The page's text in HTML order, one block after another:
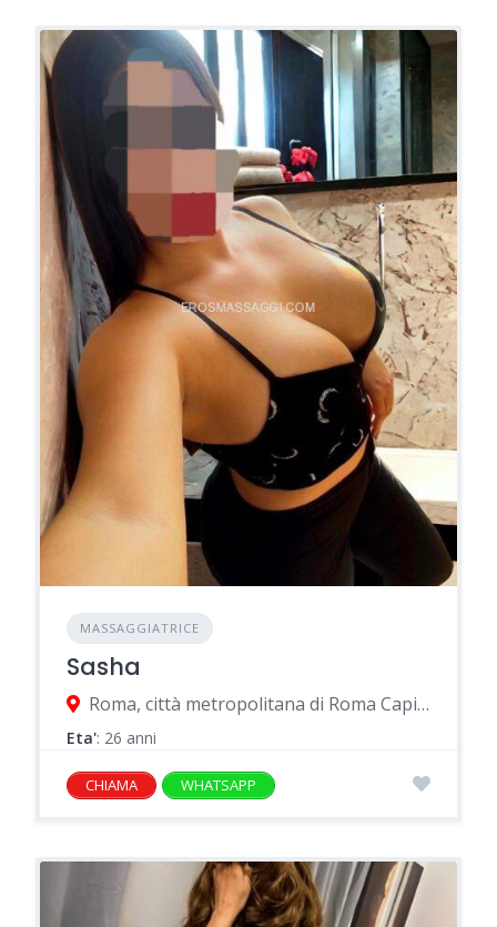
MASSAGGIATRICE
Sasha
Roma, città metropolitana di Roma Capitale, Italia
Eta': 26 anni
CHIAMA WHATSAPP